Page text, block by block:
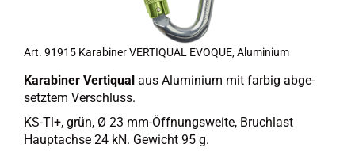
Art. 91915 Ka­ra­bi­ner VER­TI­QUAL EVO­QUE, Alu­mi­ni­um
Ka­ra­bi­ner Ver­ti­qual aus Alu­mi­ni­um mit far­big ab­ge­
setz­tem Ver­schluss.
KS-Tl+, grün, Ø 23 mm-​Öffnungsweite, Bruch­last
Haupt­ach­se 24 kN. Ge­wicht 95 g.